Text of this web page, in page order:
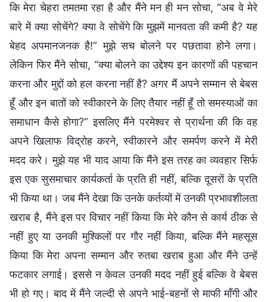
कि मेरा चेहरा तमतमा रहा है और मैंने मन ही मन सोचा, “अब वे मेरे
बारे में क्या सोचेंगे? क्या वे सोचेंगे कि मुझमें मानवता की कमी है? यह
बेहद अपमानजनक है!” मुझे सच बोलने पर पछतावा होने लगा।
लेकिन फिर मैंने सोचा, “क्या बोलने का उद्देश्य इन कारणों की पहचान
करना और मुद्दों को हल करना नहीं है? अगर मैं अपने सम्मान से बेबस
हूँ और इन बातों को स्वीकारने के लिए तैयार नहीं हूँ तो समस्याओं का
समाधान कैसे होगा?” इसलिए मैंने परमेश्वर से प्रार्थना की कि वह
अपने खिलाफ विद्रोह करने, स्वीकारने और समर्पण करने में मेरी
मदद करे। मुझे यह भी याद आया कि मैंने इस तरह का व्यवहार सिर्फ
इस एक सुसमाचार कार्यकर्ता के प्रति ही नहीं, बल्कि दूसरों के प्रति
भी किया था। जब मैंने देखा कि उनके कर्तव्यों में उनकी प्रभावशीलता
खराब है, मैंने इस पर विचार नहीं किया कि मेरे कौन से कार्य ठीक से
नहीं हुए या उनकी मुश्किलों पर गौर नहीं किया, बल्कि मैंने महसूस
किया कि मेरा अपना सम्मान और रुतबा खराब हुआ और मैंने उन्हें
फटकार लगाई। इससे न केवल उनकी मदद नहीं हुई बल्कि वे बेबस
भी हो गए। बाद में मैंने जल्दी से अपने भाई-बहनों से माफी माँगी और